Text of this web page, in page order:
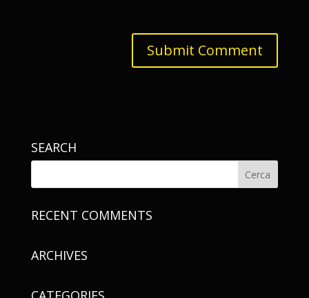
SEARCH
RECENT COMMENTS
ARCHIVES